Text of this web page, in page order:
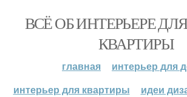
ВСЁ ОБ ИНТЕРЬЕРЕ
КВАРТИРЫ
главная
интерьер для
интерьер для квартиры
идеи